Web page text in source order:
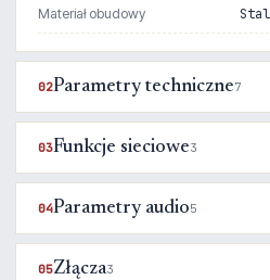
Materiał obudowy
02Parametry techniczne7
03Funkcje sieciowe3
04Parametry audio5
05Złącza3